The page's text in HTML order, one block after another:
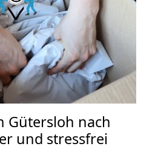
Gütersloh nach
und stressfrei